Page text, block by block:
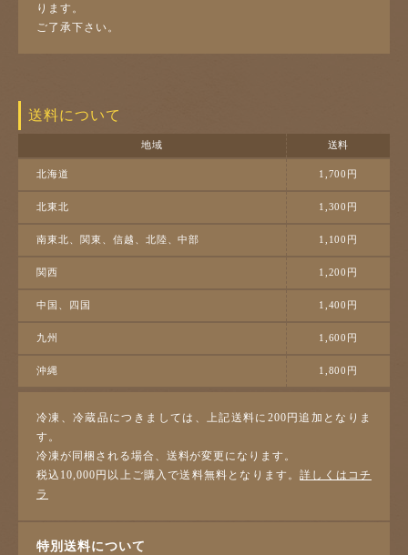
ります。
ご了承下さい。
送料について
地域 送料
北海道 1,700円
北東北 1,300円
南東北、関東、信越、北陸、中部 1,100円
関西 1,200円
中国、四国 1,400円
九州 1,600円
沖縄 1,800円
冷凍、冷蔵品につきましては、上記送料に200円追加となりま
す。
冷凍が同梱される場合、送料が変更になります。
税込10,000円以上ご購入で送料無料となります。詳しくはコチ
ラ
特別送料について